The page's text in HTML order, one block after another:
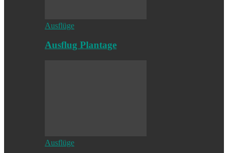
Ausflüge
Ausflug Plantage
Ausflüge